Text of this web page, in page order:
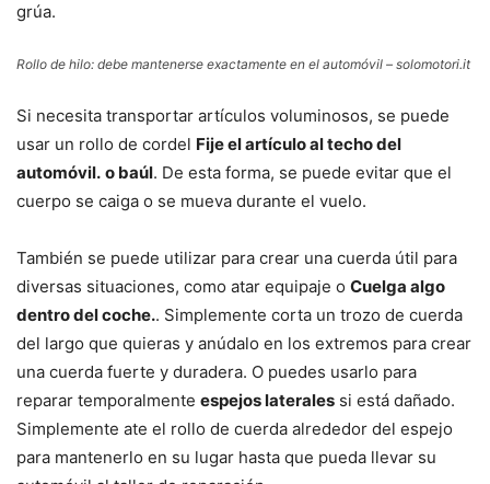
grúa.
Rollo de hilo: debe mantenerse exactamente en el automóvil – solomotori.it
Si necesita transportar artículos voluminosos, se puede
usar un rollo de cordel Fije el artículo al techo del
automóvil. o baúl. De esta forma, se puede evitar que el
cuerpo se caiga o se mueva durante el vuelo.
También se puede utilizar para crear una cuerda útil para
diversas situaciones, como atar equipaje o Cuelga algo
dentro del coche.. Simplemente corta un trozo de cuerda
del largo que quieras y anúdalo en los extremos para crear
una cuerda fuerte y duradera. O puedes usarlo para
reparar temporalmente espejos laterales si está dañado.
Simplemente ate el rollo de cuerda alrededor del espejo
para mantenerlo en su lugar hasta que pueda llevar su